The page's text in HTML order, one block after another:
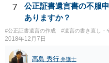
産分割調停を申し立てなければな
は、通常、相続人全員分の（本件
書」を作成するところ、１通だけ
るものです。
7
公正証書遺言書の不服
ありますか？
#公正証書遺言の作成 #遺言の書き直し・
2018年12月7日
高島 秀行 弁護士